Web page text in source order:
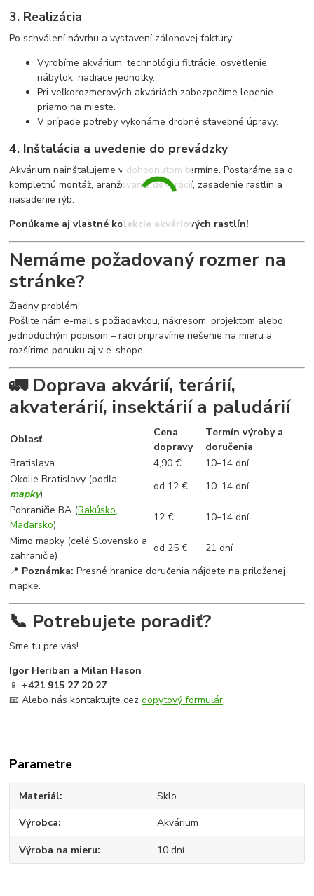
3. Realizácia
Po schválení návrhu a vystavení zálohovej faktúry:
Vyrobíme akvárium, technológiu filtrácie, osvetlenie,
nábytok, riadiace jednotky.
Pri veľkorozmerových akváriách zabezpečíme lepenie
priamo na mieste.
V prípade potreby vykonáme drobné stavebné úpravy.
4. Inštalácia a uvedenie do prevádzky
Akvárium nainštalujeme v dohodnutom termíne. Postaráme sa o
kompletnú montáž, aranžovanie dekorácií, zasadenie rastlín a
nasadenie rýb.
Ponúkame aj vlastné kolekcie akváriových rastlín!
Nemáme požadovaný rozmer na
stránke?
Žiadny problém!
Pošlite nám e-mail s požiadavkou, nákresom, projektom alebo
jednoduchým popisom – radi pripravíme riešenie na mieru a
rozšírime ponuku aj v e-shope.
🚛 Doprava akvárií, terárií,
akvaterárií, insektárií a paludárií
Oblasť
Cena
dopravy
Termín výroby a
doručenia
Bratislava
4,90 €
10–14 dní
Okolie Bratislavy (podľa
mapky)
od 12 €
10–14 dní
Pohraničie BA (Rakúsko,
Maďarsko)
12 €
10–14 dní
Mimo mapky (celé Slovensko a
zahraničie)
od 25 €
21 dní
📍 Poznámka: Presné hranice doručenia nájdete na priloženej
mapke.
📞 Potrebujete poradiť?
Sme tu pre vás!
Igor Heriban a Milan Hason
📱 +421 915 27 20 27
📧 Alebo nás kontaktujte cezdopytový formulár.
Parametre
Materiál Sklo
Výrobca Akvárium
Výroba na mieru 10 dní